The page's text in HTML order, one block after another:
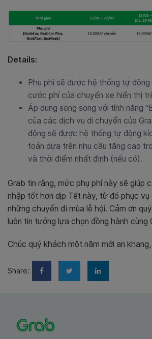
Details:
Phụ phí sẽ được hệ thống tự
cước phí của chuyến xe hiển thị
Áp dụng song song với tính năng
của các dịch vụ di chuyển của
động sẽ được hệ thống tự động
toán dựa trên nhu cầu tăng cao
và thời điểm nhất định (nếu có).
Grab tin rằng, mức phụ phí này sẽ giúp
nhập tốt hơn dịp Tết này, từ đó phục
những chuyến đi mùa lễ hội. Cảm ơn
luôn tin tưởng lựa chọn đồng hành cùng
Chúc quý khách một năm mới an
Share: